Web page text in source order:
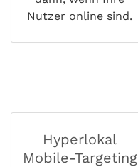
Nutzer online sind.
Hyperlokal
Mobile-Targeting